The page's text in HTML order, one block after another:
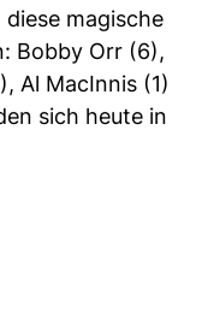
magische
Bobby Orr (6),
Al MacInnis (1)
sich heute in